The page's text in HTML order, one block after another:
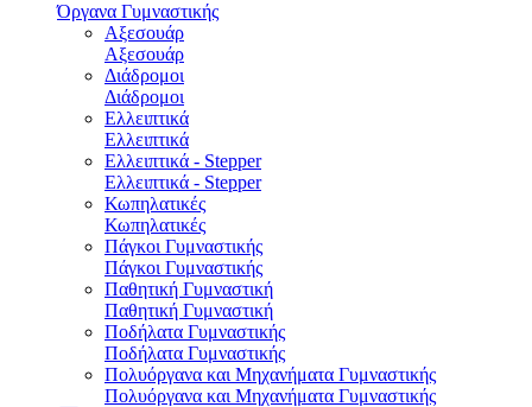
Όργανα Γυμναστικής
Αξεσουάρ
Αξεσουάρ
Διάδρομοι
Διάδρομοι
Ελλειπτικά
Ελλειπτικά
Ελλειπτικά - Stepper
Ελλειπτικά - Stepper
Κωπηλατικές
Κωπηλατικές
Πάγκοι Γυμναστικής
Πάγκοι Γυμναστικής
Παθητική Γυμναστική
Παθητική Γυμναστική
Ποδήλατα Γυμναστικής
Ποδήλατα Γυμναστικής
Πολυόργανα και Μηχανήματα Γυμναστικής
Πολυόργανα και Μηχανήματα Γυμναστικής